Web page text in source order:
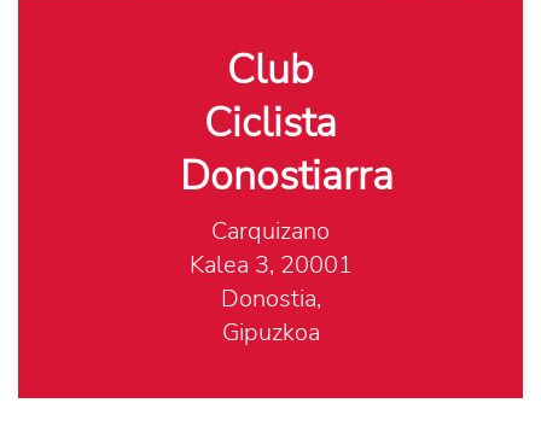
Club
Ciclista
Donostiarra
Carquizano
Kalea 3, 20001
Donostia,
Gipuzkoa